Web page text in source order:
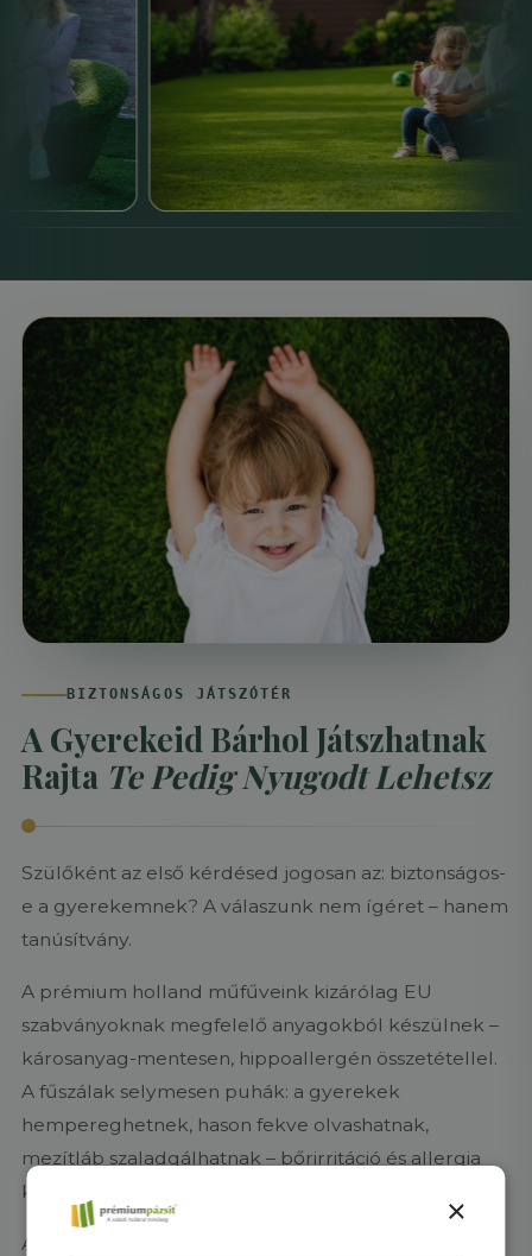
BIZTONSÁGOS JÁTSZÓTÉR
A Gyerekeid Bárhol Játszhatnak
Rajta Te Pedig Nyugodt Lehetsz
Szülőként az első kérdésed jogosan az: biztonságos-
e a gyerekemnek? A válaszunk nem ígéret – hanem
tanúsítvány.
A prémium holland műfűveink kizárólag EU
szabványoknak megfelelő anyagokból készülnek –
károsanyag-mentesen, hippoallergén összetétellel.
A fűszálak selymesen puhák: a gyerekek
hempereghetnek, hason fekve olvashatnak,
mezítláb szaladgálhatnak – bőrirritáció és allergia
kockázata nélkül.
Az antibakteriális tulajdonság gátolja a felszínen a
×